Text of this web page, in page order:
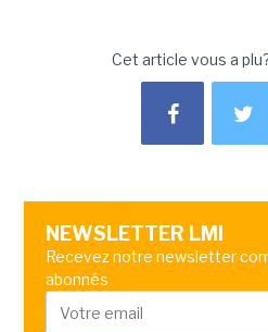
Cet article vous a
NEWSLETTER LMI
Recevez notre newsletter
abonnés